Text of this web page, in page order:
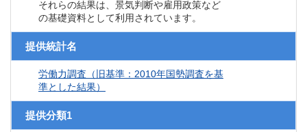
それらの結果は、景気判断や雇用政策など
の基礎資料として利用されています。
提供統計名
労働力調査（旧基準：2010年国勢調査を基
準とした結果）
提供分類1